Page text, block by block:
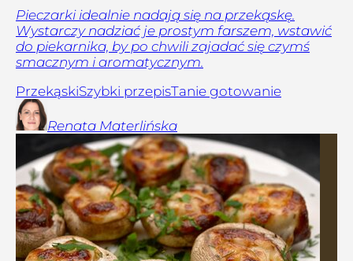
Pieczarki idealnie nadają się na przekąskę.
Wystarczy nadziać je prostym farszem, wstawić
do piekarnika, by po chwili zajadać się czymś
smacznym i aromatycznym.
PrzekąskiSzybki przepisTanie gotowanie
Renata Materlińska